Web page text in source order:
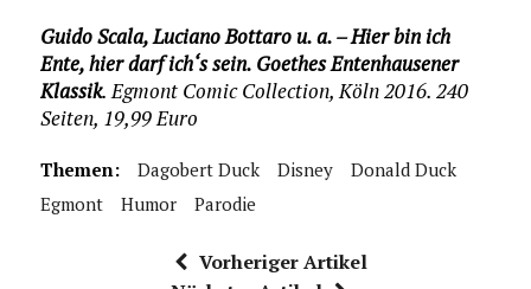
Guido Scala, Luciano Bottaro u. a. – Hier bin ich
Ente, hier darf ich‘s sein. Goethes Entenhausener
Klassik. Egmont Comic Collection, Köln 2016. 240
Seiten, 19,99 Euro
Themen: Dagobert Duck Disney
Donald Duck
Egmont
Humor Parodie
Vorheriger Artikel